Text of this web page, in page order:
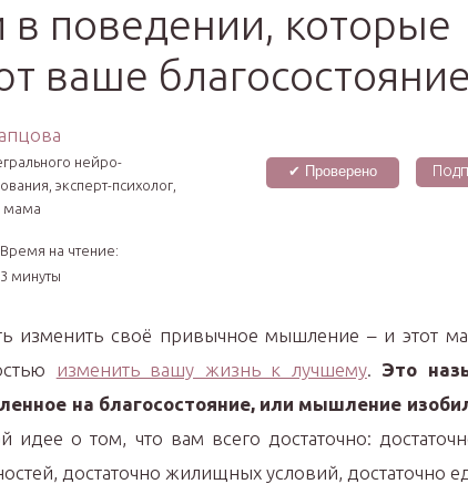
поведении, которые
ваше благосостояние
нейро­
эксперт-психолог,
мама
✔ Проверено
Время на чтение:
3 минуты
изменить своё привычное мышление – и этот
изменить вашу жизнь к лучшему. Это
на благосостояние, или мышление
идее о том, что вам всего достаточно:
достаточно жилищных условий, достаточно